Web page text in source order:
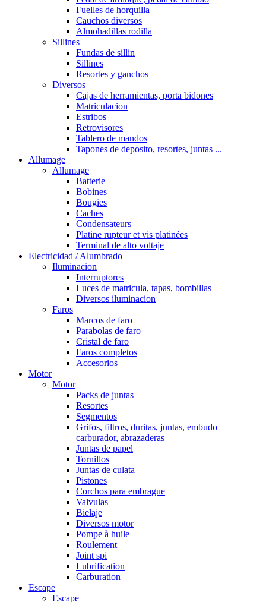
Fuelles de horquilla
Cauchos diversos
Almohadillas rodilla
Sillines
Fundas de sillin
Sillines
Resortes y ganchos
Diversos
Cajas de herramientas, porta bidones
Matriculacion
Estribos
Retrovisores
Tablero de mandos
Tapones de deposito, resortes, juntas ...
Allumage
Allumage
Batterie
Bobines
Bougies
Caches
Condensateurs
Platine rupteur et vis platinées
Terminal de alto voltaje
Electricidad / Alumbrado
Iluminacion
Interruptores
Luces de matricula, tapas, bombillas
Diversos iluminacion
Faros
Marcos de faro
Parabolas de faro
Cristal de faro
Faros completos
Accesorios
Motor
Motor
Packs de juntas
Resortes
Segmentos
Grifos, filtros, duritas, juntas, embudo
carburador, abrazaderas
Juntas de papel
Tornillos
Juntas de culata
Pistones
Corchos para embrague
Valvulas
Bielaje
Diversos motor
Pompe à huile
Roulement
Joint spi
Lubrification
Carburation
Escape
Escape